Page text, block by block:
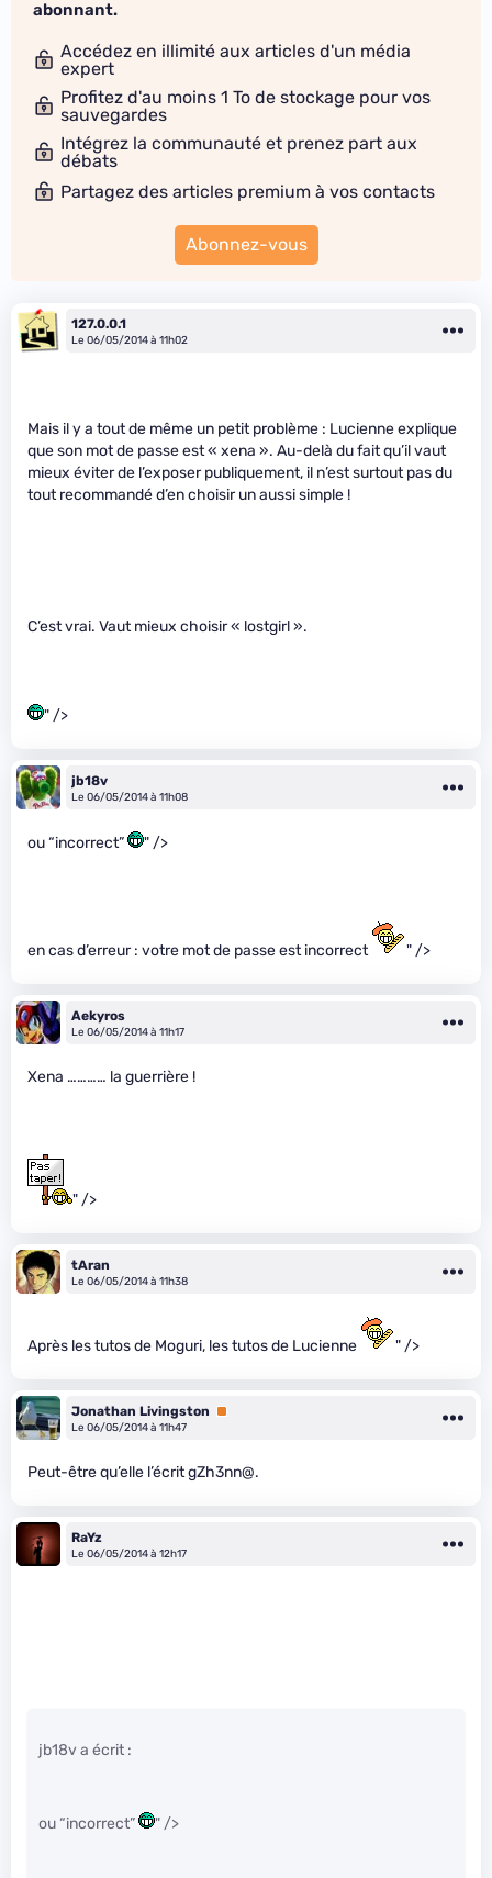
abonnant.
Accédez en illimité aux articles d'un média
expert
Profitez d'au moins 1 To de stockage pour vos
sauvegardes
Intégrez la communauté et prenez part aux
débats
Partagez des articles premium à vos contacts
Abonnez-vous
127.0.0.1
Le 06/05/2014 à 11h02
Mais il y a tout de même un petit problème : Lucienne explique
que son mot de passe est « xena ». Au-delà du fait qu’il vaut
mieux éviter de l’exposer publiquement, il n’est surtout pas du
tout recommandé d’en choisir un aussi simple !
C’est vrai. Vaut mieux choisir « lostgirl ».
" />
jb18v
Le 06/05/2014 à 11h08
ou “incorrect” " />
en cas d’erreur : votre mot de passe est incorrect " />
Aekyros
Le 06/05/2014 à 11h17
Xena ………… la guerrière !
" />
tAran
Le 06/05/2014 à 11h38
Après les tutos de Moguri, les tutos de Lucienne " />
Jonathan Livingston
Premium
Le 06/05/2014 à 11h47
Peut-être qu’elle l’écrit gZh3nn@.
RaYz
Le 06/05/2014 à 12h17
jb18v a écrit :
ou “incorrect” " />